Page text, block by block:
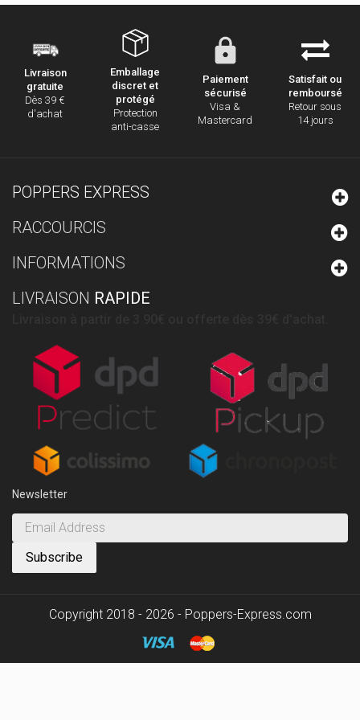
Livraison
gratuite
Dès 39 €
d'achat
Emballage
discret et
protégé
Protection
anti-casse
Paiement
sécurisé
Visa &
Mastercard
Satisfait ou
remboursé
Retour sous
14 jours
POPPERS EXPRESS
RACCOURCIS
INFORMATIONS
LIVRAISON RAPIDE
Newsletter
Copyright 2018 - 2026 - Poppers-Express.com